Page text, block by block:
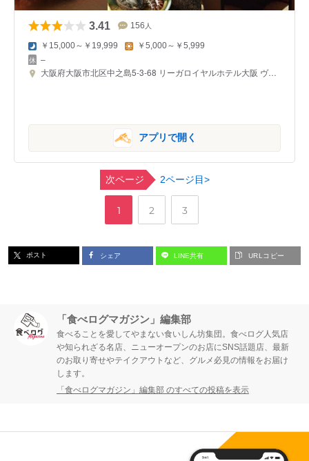
3.41 156 人
￥15,000～￥19,999 ￥5,000～￥5,999
–
大阪府大阪市北区中之島5-3-68 リーガロイヤルホテル大阪 ヴィニェット コレクション B1F
アプリで開く
次ページ 2ページ目>
ペ
ジ
1
,
ペ
ジ
2
,
ペ
ジ
3
ポスト シェア LINE共有 URLコピー
「食べログマガジン」編集部
食べることを愛してやまない食いしん坊集団。食べログ人気店
や知られざる名店、ニューオープンのお店にSNS話題店、最新
のお取り寄せやテイクアウトなど、グルメ必見の情報をお届け
します。
「食べログマガジン」編集部 のすべての投稿を表示